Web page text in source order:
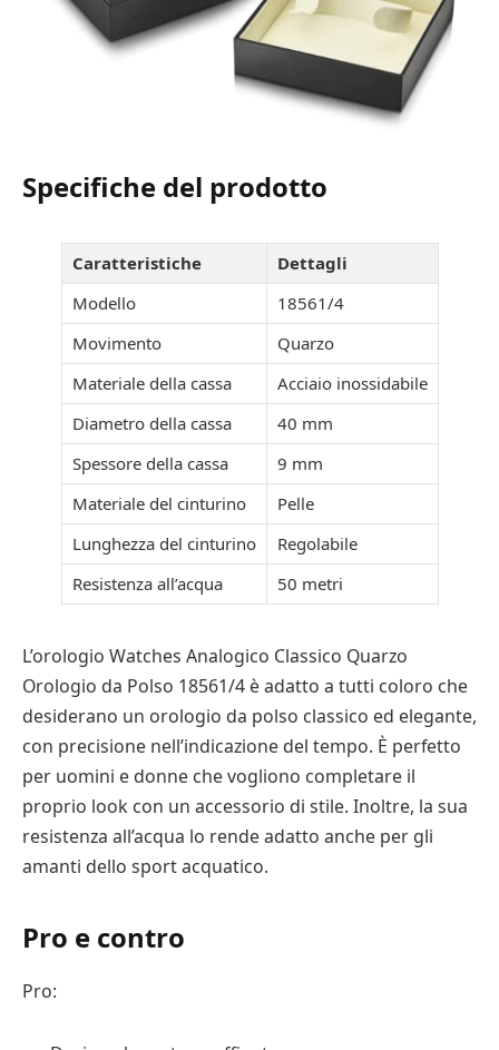
Specifiche del prodotto
Caratteristiche
Dettagli
Modello
18561/4
Movimento
Quarzo
Materiale della cassa
Acciaio inossidabile
Diametro della cassa
40 mm
Spessore della cassa
9 mm
Materiale del cinturino
Pelle
Lunghezza del cinturino
Regolabile
Resistenza all’acqua
50 metri
L’orologio Watches Analogico Classico Quarzo
Orologio da Polso 18561/4 è adatto a tutti coloro che
desiderano un orologio da polso classico ed elegante,
con precisione nell’indicazione del tempo. È perfetto
per uomini e donne che vogliono completare il
proprio look con un accessorio di stile. Inoltre, la sua
resistenza all’acqua lo rende adatto anche per gli
amanti dello sport acquatico.
Pro e contro
Pro: